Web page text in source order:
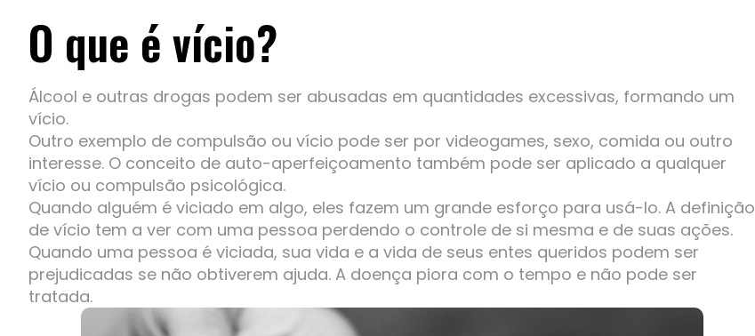
O que é vício?
Álcool e outras drogas podem ser abusadas em quantidades excessivas, formando um
vício.
Outro exemplo de compulsão ou vício pode ser por videogames, sexo, comida ou outro
interesse. O conceito de auto-aperfeiçoamento também pode ser aplicado a qualquer
vício ou compulsão psicológica.
Quando alguém é viciado em algo, eles fazem um grande esforço para usá-lo. A definição
de vício tem a ver com uma pessoa perdendo o controle de si mesma e de suas ações.
Quando uma pessoa é viciada, sua vida e a vida de seus entes queridos podem ser
prejudicadas se não obtiverem ajuda. A doença piora com o tempo e não pode ser
tratada.